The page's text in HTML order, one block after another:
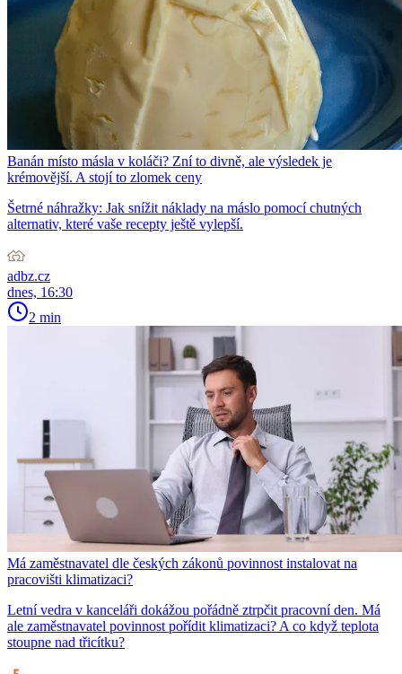
Banán místo másla v koláči? Zní to divně, ale výsledek je
krémovější. A stojí to zlomek ceny
Šetrné náhražky: Jak snížit náklady na máslo pomocí chutných
alternativ, které vaše recepty ještě vylepší.
adbz.cz
dnes, 16:30
2 min
Má zaměstnavatel dle českých zákonů povinnost instalovat na
pracovišti klimatizaci?
Letní vedra v kanceláři dokážou pořádně ztrpčit pracovní den. Má
ale zaměstnavatel povinnost pořídit klimatizaci? A co když teplota
stoupne nad třicítku?